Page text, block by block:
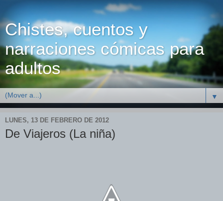
Chistes, cuentos y
narraciones cómicas para
adultos
▼
LUNES, 13 DE FEBRERO DE 2012
De Viajeros (La niña)